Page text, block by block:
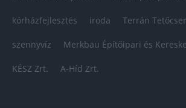
kórházfejlesztés iroda Terrán
szennyvíz Merkbau Építőipari és
KÉSZ Zrt. A-Híd Zrt.